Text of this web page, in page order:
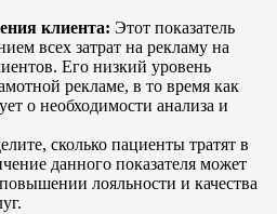
клиента: Этот показатель
всех затрат на рекламу на
Его низкий уровень
рекламе, в то время как
о необходимости анализа и
сколько пациенты тратят в
данного показателя может
лояльности и качества